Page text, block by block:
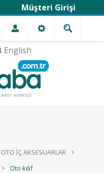
English
Müşteri Girişi
OTO İÇ AKSESUARLAR
Oto kılıf